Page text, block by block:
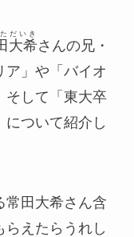
大希
だいき
さんの兄・
ア」や「バイオ
そして「東大卒
ついて紹介し
常田大希さん含
らえたら うれし